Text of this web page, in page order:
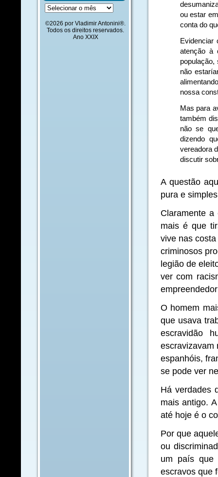
Notícias
antigas
©2026 por Vladimir Antonini®.
Todos os direitos reservados.
Ano XXIX
ou estar
conta do
Evidenciar
atenção à
não
nossa
Mas para
também
não se
dizendo
vereadora
discutir
A questão
pura e
Claramente a
mais é que
vive nas
criminosos
legião de
ver com
O homem
que usava
escravidão
escravizavam
espanhóis,
se pode ver
Há verdades
mais antigo.
até hoje é o
Por que
ou
um país que
escravos que